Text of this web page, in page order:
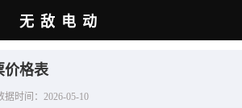
无敌电动
价格表
时间：2026-05-10